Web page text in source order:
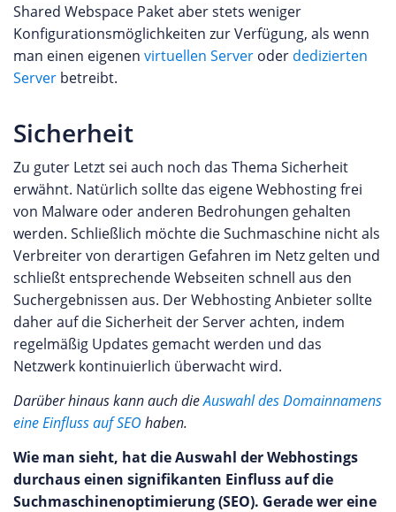
Shared Webspace Paket aber stets weniger
Konfigurationsmöglichkeiten zur Verfügung, als wenn
man einen eigenen virtuellen Server oder dedizierten
Server betreibt.
Sicherheit
Zu guter Letzt sei auch noch das Thema Sicherheit
erwähnt. Natürlich sollte das eigene Webhosting frei
von Malware oder anderen Bedrohungen gehalten
werden. Schließlich möchte die Suchmaschine nicht als
Verbreiter von derartigen Gefahren im Netz gelten und
schließt entsprechende Webseiten schnell aus den
Suchergebnissen aus. Der Webhosting Anbieter sollte
daher auf die Sicherheit der Server achten, indem
regelmäßig Updates gemacht werden und das
Netzwerk kontinuierlich überwacht wird.
Darüber hinaus kann auch dieAuswahl des Domainnamens
eine Einfluss auf SEO haben.
Wie man sieht, hat die Auswahl der Webhostings
durchaus einen signifikanten Einfluss auf die
Suchmaschinenoptimierung (SEO). Gerade wer eine